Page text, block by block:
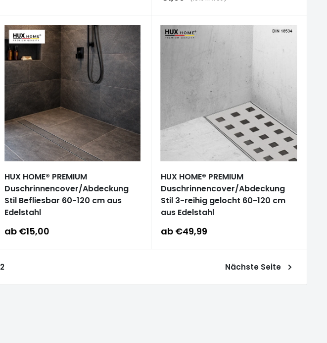
HUX HOME® PREMIUM
Duschrinnencover/Abdeckung
Stil Befliesbar 60-120 cm aus
Edelstahl
Sonderpreis
ab €15,00
HUX HOME® PREMIUM
Duschrinnencover/Abdeckung
Stil 3-reihig gelocht 60-120 cm
aus Edelstahl
Sonderpreis
ab €49,99
2 Nächste Seite